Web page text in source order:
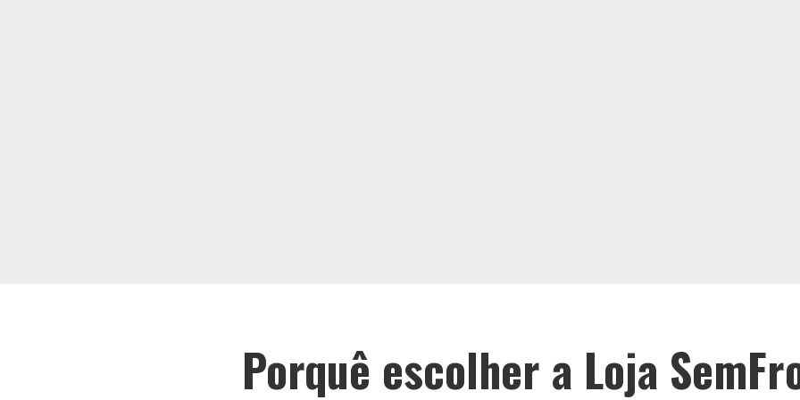
Porquê escolher a Loja